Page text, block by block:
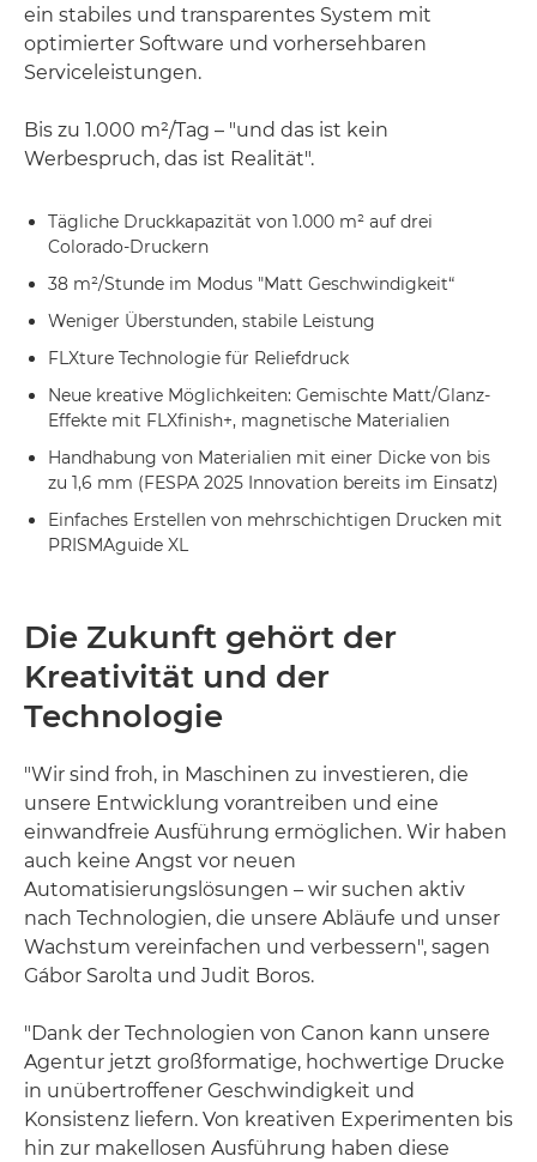
ein stabiles und transparentes System mit
optimierter Software und vorhersehbaren
Serviceleistungen.
Bis zu 1.000 m²/Tag – "und das ist kein
Werbespruch, das ist Realität".
Tägliche Druckkapazität von 1.000 m² auf drei
Colorado-Druckern
38 m²/Stunde im Modus "Matt Geschwindigkeit“
Weniger Überstunden, stabile Leistung
FLXture Technologie für Reliefdruck
Neue kreative Möglichkeiten: Gemischte Matt/Glanz-
Effekte mit FLXfinish+, magnetische Materialien
Handhabung von Materialien mit einer Dicke von bis
zu 1,6 mm (FESPA 2025 Innovation bereits im Einsatz)
Einfaches Erstellen von mehrschichtigen Drucken mit
PRISMAguide XL
Die Zukunft gehört der
Kreativität und der
Technologie
"Wir sind froh, in Maschinen zu investieren, die
unsere Entwicklung vorantreiben und eine
einwandfreie Ausführung ermöglichen. Wir haben
auch keine Angst vor neuen
Automatisierungslösungen – wir suchen aktiv
nach Technologien, die unsere Abläufe und unser
Wachstum vereinfachen und verbessern", sagen
Gábor Sarolta und Judit Boros.
"Dank der Technologien von Canon kann unsere
Agentur jetzt großformatige, hochwertige Drucke
in unübertroffener Geschwindigkeit und
Konsistenz liefern. Von kreativen Experimenten bis
hin zur makellosen Ausführung haben diese